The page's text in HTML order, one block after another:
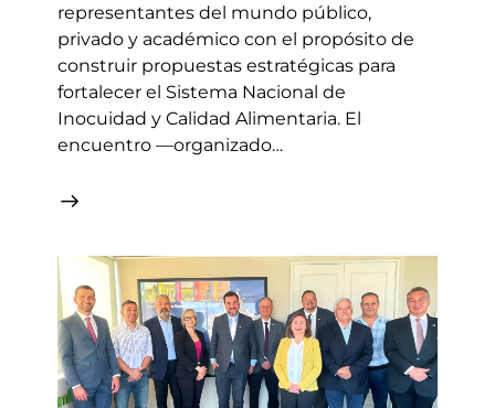
representantes del mundo público,
privado y académico con el propósito de
construir propuestas estratégicas para
fortalecer el Sistema Nacional de
Inocuidad y Calidad Alimentaria. El
encuentro —organizado…